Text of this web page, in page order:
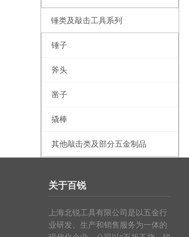
锤类及敲击工具系列
锤子
斧头
凿子
撬棒
其他敲击类及部分五金制品
皮卷尺
关于百锐
上海北锐工具有限公司是以五金行
业研发、生产和销售服务为一体的